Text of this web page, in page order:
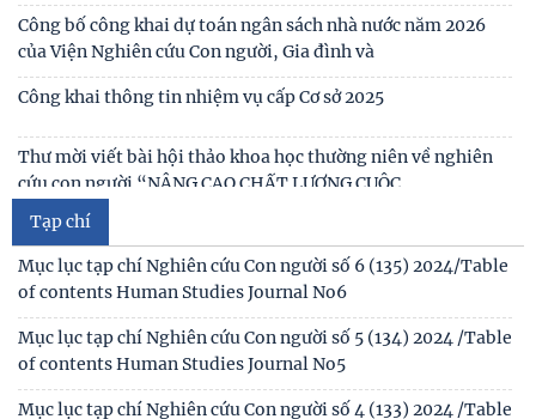
Thông báo triệu tập thí sinh đủ điều kiện, tiêu chuẩn, tham
gia sát hạch trình độ hiểu biết chung
Thông báo kết quả kiểm tra điều kiện, tiêu chuẩn, văn
bằng, chứng chỉ đối với thí sinh đăng ký dự
Thông báo 2773/TB-KHXH về Kết quả kiểm tra điều kiện,
tiêu chuẩn, văn bằng, chứng chỉ đối với thí
Tạp chí
Mục lục tạp chí Nghiên cứu Con người số 6 (135) 2024/Table
of contents Human Studies Journal No6
Mục lục tạp chí Nghiên cứu Con người số 5 (134) 2024 /Table
of contents Human Studies Journal No5
Mục lục tạp chí Nghiên cứu Con người số 4 (133) 2024 /Table
of contents Human Studies Journal No4
Table of contents Human Studies Journal No3 (132) 2024
Mục lục Tạp chí Nghiên cứu Con người số 3(132)2024